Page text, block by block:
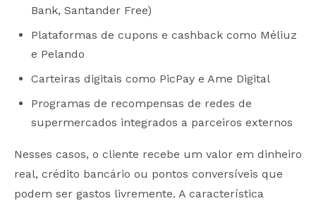
Bank, Santander Free)
Plataformas de cupons e cashback como Méliuz
e Pelando
Carteiras digitais como PicPay e Ame Digital
Programas de recompensas de redes de
supermercados integrados a parceiros externos
Nesses casos, o cliente recebe um valor em dinheiro
real, crédito bancário ou pontos conversíveis que
podem ser gastos livremente. A característica